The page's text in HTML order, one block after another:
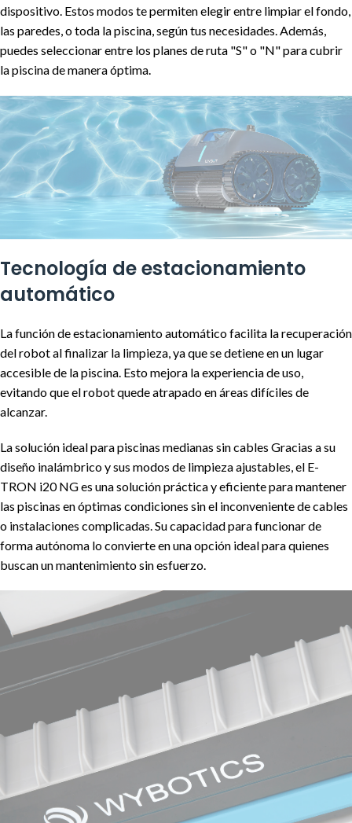
dispositivo. Estos modos te permiten elegir entre limpiar el fondo,
las paredes, o toda la piscina, según tus necesidades. Además,
puedes seleccionar entre los planes de ruta "S" o "N" para cubrir
la piscina de manera óptima.
Tecnología de estacionamiento
automático
La función de estacionamiento automático facilita la recuperación
del robot al finalizar la limpieza, ya que se detiene en un lugar
accesible de la piscina. Esto mejora la experiencia de uso,
evitando que el robot quede atrapado en áreas difíciles de
alcanzar.
La solución ideal para piscinas medianas sin cables Gracias a su
diseño inalámbrico y sus modos de limpieza ajustables, el E-
TRON i20 NG es una solución práctica y eficiente para mantener
las piscinas en óptimas condiciones sin el inconveniente de cables
o instalaciones complicadas. Su capacidad para funcionar de
forma autónoma lo convierte en una opción ideal para quienes
buscan un mantenimiento sin esfuerzo.